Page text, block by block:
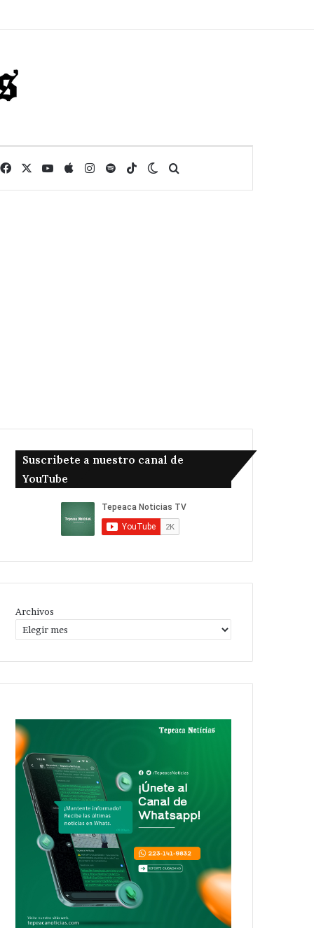
FacebookYouTube
AppleInstagram
SpotifyTikTokSwitch skin
Suscribete a nuestro canal de
YouTube
Archivos